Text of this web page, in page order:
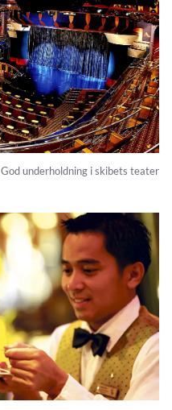
God underholdning i skibets teater